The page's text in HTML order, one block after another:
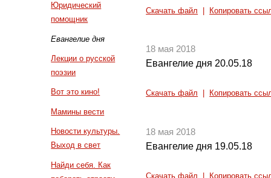
Юридический
помощник
Евангелие дня
Лекции о русской
поэзии
Вот это кино!
Мамины вести
Новости культуры.
Выход в свет
Найди себя. Как
Скачать файл Копировать
18 мая 2018
Евангелие дня 20.05.18
Скачать файл Копировать
18 мая 2018
Евангелие дня 19.05.18
Скачать файл Копировать